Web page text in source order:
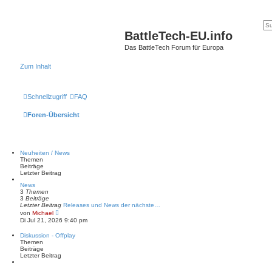
BattleTech-EU.info
Das BattleTech Forum für Europa
Zum Inhalt
Schnellzugriff FAQ
Foren-Übersicht
Neuheiten / News
Themen
Beiträge
Letzter Beitrag
News
3 Themen
3 Beiträge
Letzter Beitrag Releases und News der nächste…
von Michael
e
u
s
r
Di Jul 21, 2026 9:40 pm
Diskussion - Offplay
Themen
Beiträge
Letzter Beitrag